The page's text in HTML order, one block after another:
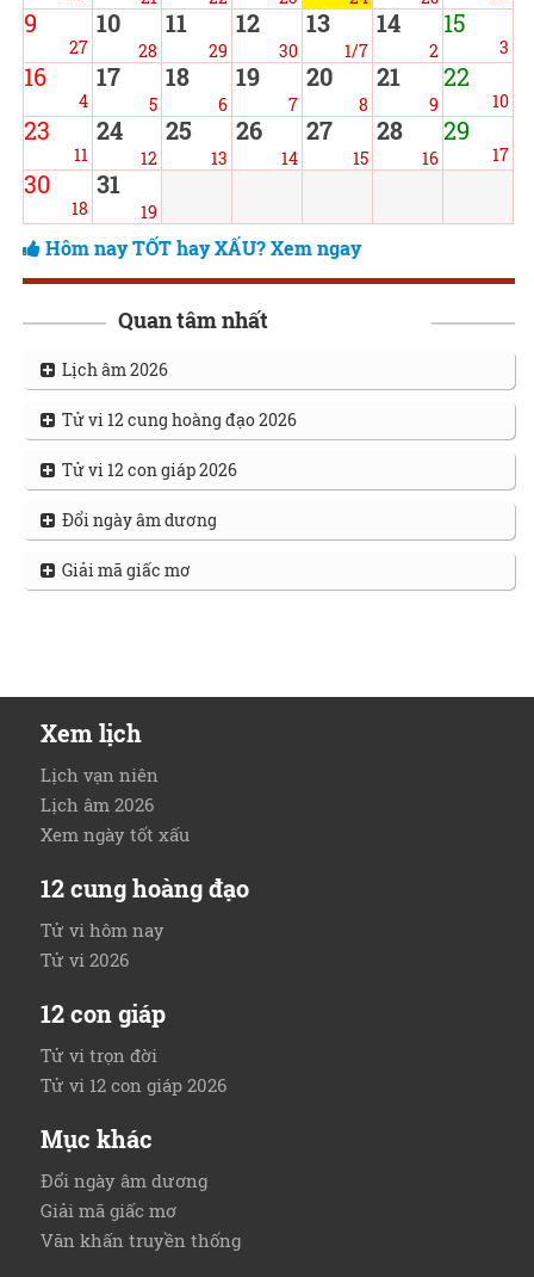
9
27
10
28
11
29
12
30
13
1/7
14
2
15
3
16
4
17
5
18
6
19
7
20
8
21
9
22
10
23
11
24
12
25
13
26
14
27
15
28
16
29
17
30
18
31
19
Hôm nay TỐT hay XẤU? Xem ngay
Quan tâm nhất
Lịch âm 2026
Tử vi 12 cung hoàng đạo 2026
Tử vi 12 con giáp 2026
Đổi ngày âm dương
Giải mã giấc mơ
Xem lịch
Lịch vạn niên
Lịch âm 2026
Xem ngày tốt xấu
12 cung hoàng đạo
Tử vi hôm nay
Tử vi 2026
12 con giáp
Tử vi trọn đời
Tử vi 12 con giáp 2026
Mục khác
Đổi ngày âm dương
Giải mã giấc mơ
Văn khấn truyền thống